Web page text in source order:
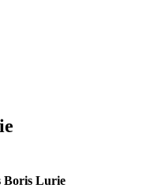
Boris Lurie